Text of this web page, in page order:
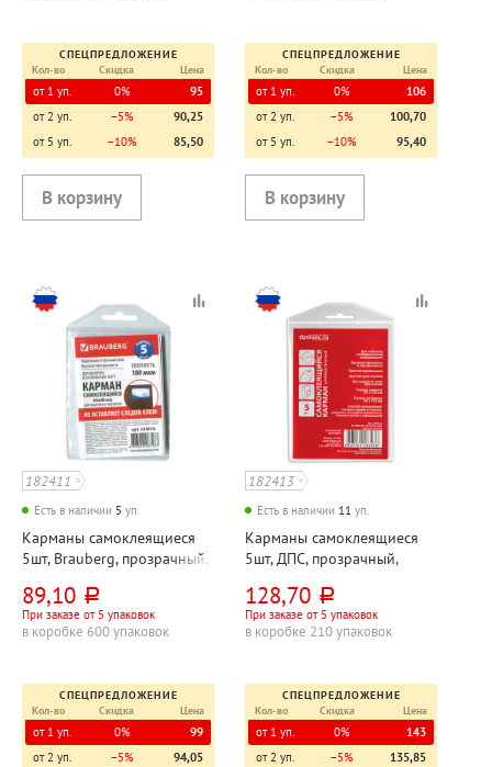
СПЕЦПРЕДЛОЖЕНИЕ
Кол-во
Скидка Цена
от 1 уп. 0%
95
от 2 уп.
−5%
90,25
от 5 уп.
−10% 85,50
СПЕЦПРЕДЛОЖЕНИЕ
Кол-во
Скидка Цена
от 1 уп. 0%
106
от 2 уп.
−5%
100,70
от 5 уп.
−10% 95,40
182411
Есть в наличии 5 уп.
Карманы самоклеящиеся
5шт, Brauberg, прозрачный,
основа
89,10 руб.
При заказе от 5 упаковок
в коробке 600 упаковок
СПЕЦПРЕДЛОЖЕНИЕ
Кол-во
Скидка Цена
от 1 уп. 0%
99
от 2 уп.
−5%
94,05
182413
Есть в наличии 11 уп.
Карманы самоклеящиеся
5шт, ДПС, прозрачный,
самоклеящаяся основа
128,70 руб.
При заказе от 5 упаковок
в коробке 210 упаковок
СПЕЦПРЕДЛОЖЕНИЕ
Кол-во
Скидка Цена
от 1 уп. 0%
143
от 2 уп.
−5%
135,85